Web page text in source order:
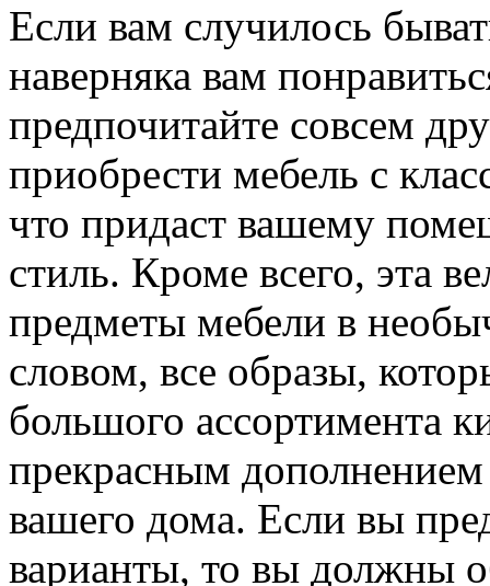
Если вам случилось
наверняка вам
предпочитайте совсем
приобрести мебель с
что придаст вашему
стиль. Кроме всего, эта
предметы мебели в
словом, все образы,
большого ассортимента
прекрасным
вашего дома. Если вы
варианты, то вы должны